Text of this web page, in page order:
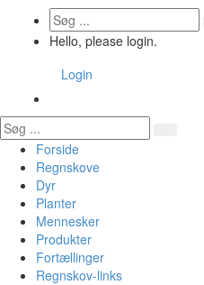
Hello, please login.
Login
Forside
Regnskove
Dyr
Planter
Mennesker
Produkter
Fortællinger
Regnskov-links